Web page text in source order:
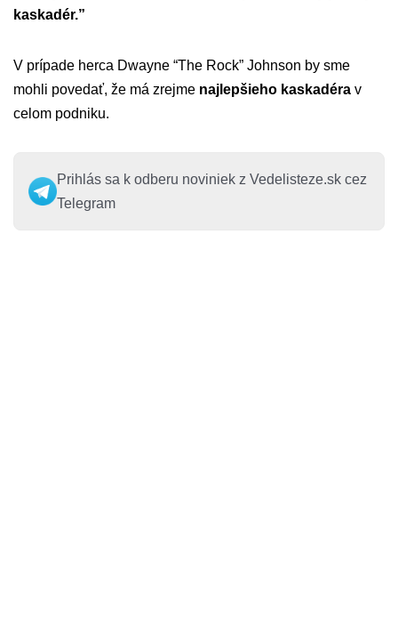
kaskadér.”
V prípade herca Dwayne “The Rock” Johnson by sme
mohli povedať, že má zrejme najlepšieho kaskadéra v
celom podniku.
Prihlás sa k odberu noviniek z Vedelisteze.sk cez
Telegram